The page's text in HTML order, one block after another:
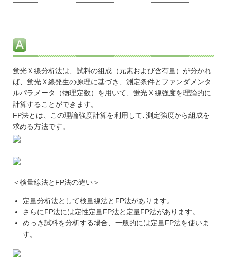
蛍光Ｘ線分析法は、試料の組成（元素および含有量）が分かれ
ば、蛍光Ｘ線発生の原理に基づき、測定条件とファンダメンタ
ルパラメータ（物理定数）を用いて、蛍光Ｘ線強度を理論的に
計算することができます。
FP法とは、この理論強度計算を利用して､測定強度から組成を
求める方法です。
＜検量線法とFP法の違い＞
定量分析法として検量線法とFP法があります。
さらにFP法には定性定量FP法と定量FP法があります。
めっき試料を分析する場合、一般的には定量FP法を使いま
す。